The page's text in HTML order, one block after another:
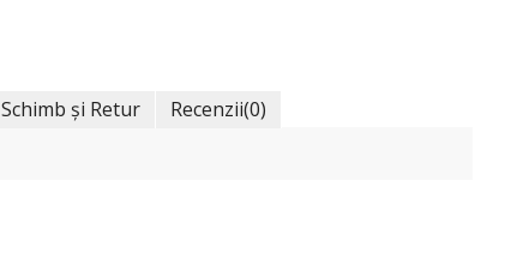
Schimb și Retur Recenzii(0)